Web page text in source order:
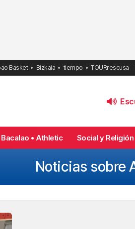
Basket Bizkaia tiempo TOURrescusa
Bacalao • Athletic Social y Religión
Noticias sobre